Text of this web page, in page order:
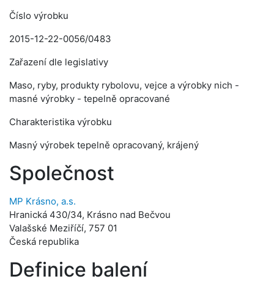
Číslo výrobku
2015-12-22-0056/0483
Zařazení dle legislativy
Maso, ryby, produkty rybolovu, vejce a výrobky nich -
masné výrobky - tepelně opracované
Charakteristika výrobku
Masný výrobek tepelně opracovaný, krájený
Společnost
MP Krásno, a.s.
Hranická 430/34, Krásno nad Bečvou
Valašské Meziříčí, 757 01
Česká republika
Definice balení